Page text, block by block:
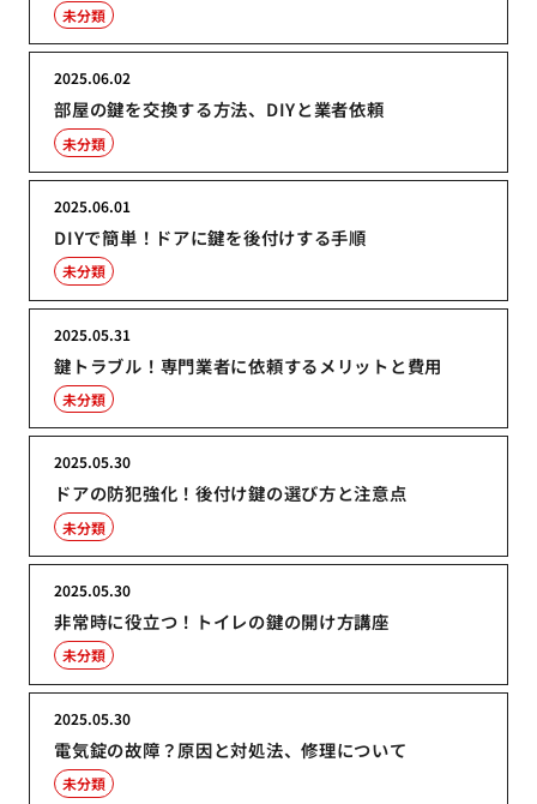
未分類
部屋の鍵を交換する方法、DIYと業者依頼
2025.06.02
未分類
DIYで簡単！ドアに鍵を後付けする手順
2025.06.01
未分類
鍵トラブル！専門業者に依頼するメリットと費用
2025.05.31
未分類
ドアの防犯強化！後付け鍵の選び方と注意点
2025.05.30
未分類
非常時に役立つ！トイレの鍵の開け方講座
2025.05.30
未分類
電気錠の故障？原因と対処法、修理について
2025.05.30
未分類